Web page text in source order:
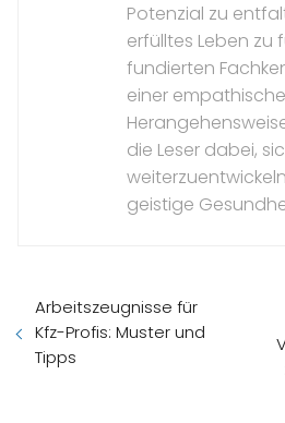
Potenzial zu
erfülltes Leben zu
fundierten
einer
die Leser dabei,
geistige
Arbeitszeugnisse für
Kfz-Profis: Muster und
Tipps